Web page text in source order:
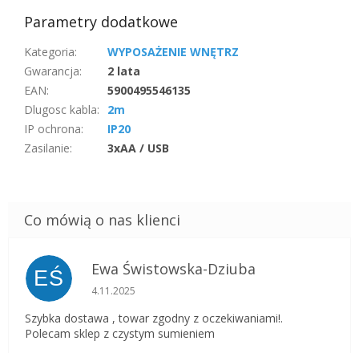
Parametry dodatkowe
Kategoria:
WYPOSAŻENIE WNĘTRZ
Gwarancja:
2 lata
EAN:
5900495546135
Dlugosc kabla:
2m
IP ochrona:
IP20
Zasilanie: 3xAA / USB
EŚ Ewa Świstowska-Dziuba
Ocena sklepu to 5 na 5 gwiazdek.
4.11.2025
Szybka dostawa , towar zgodny z oczekiwaniami!.
Polecam sklep z czystym sumieniem